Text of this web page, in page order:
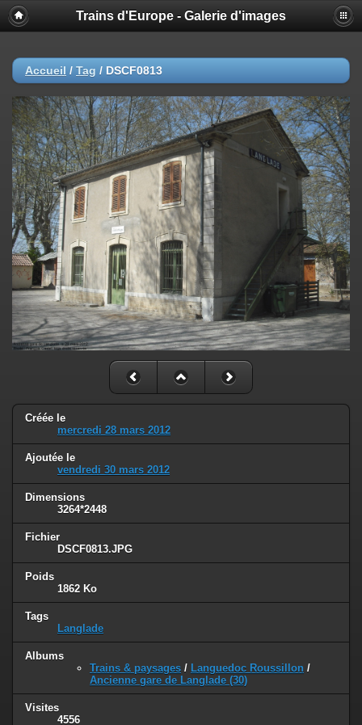
Trains d'Europe - Galerie d'images
Accueil / Tag / DSCF0813
Créée le
mercredi 28 mars 2012
Ajoutée le
vendredi 30 mars 2012
Dimensions
3264*2448
Fichier
DSCF0813.JPG
Poids
1862 Ko
Tags
Langlade
Albums
Trains & paysages / Languedoc Roussillon /
Ancienne gare de Langlade (30)
Visites
4556